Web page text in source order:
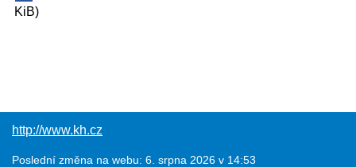
KiB)
http://www.kh.cz
Poslední změna na webu: 6. srpna 2026 v 14:53